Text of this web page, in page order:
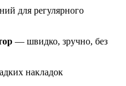
для регулярного
— швидко, зручно, без
накладок